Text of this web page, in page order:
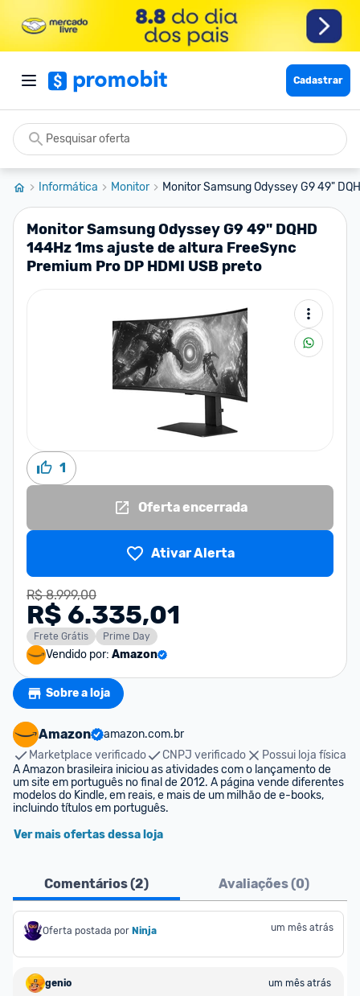
Cadastrar
Informática Monitor Monitor Samsung Odyssey G9 49"
Monitor Samsung Odyssey G9 49" DQHD
144Hz 1ms ajuste de altura FreeSync
Premium Pro DP HDMI USB preto
1
Oferta encerrada
Ativar Alerta
R$ 8.999,00
R$ 6.335,01
Frete Grátis Prime Day
Vendido por: Amazon
Sobre a loja
Amazon
amazon.com.br
Marketplace verificado
CNPJ verificado
Possui loja física
A Amazon brasileira iniciou as atividades com o lançamento de
um site em português no final de 2012. A página vende diferentes
modelos do Kindle, em reais, e mais de um milhão de e-books,
incluindo títulos em português.
Ver mais ofertas dessa loja
Comentários (2) Avaliações (0)
Oferta postada por Ninja um mês atrás
genio
um mês atrás